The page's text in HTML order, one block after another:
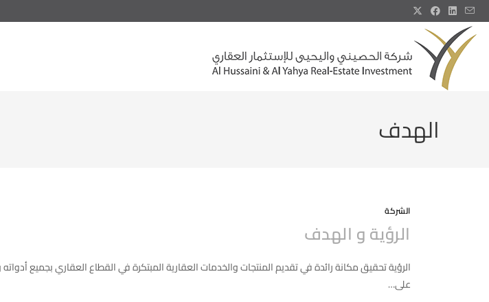
الهدف
الشركة
الرؤية و الهدف
الرؤية تحقيق مكانة رائدة في تقديم المنتجات والخدمات العقارية المبتكرة في القطاع العقاري بجميع
على…